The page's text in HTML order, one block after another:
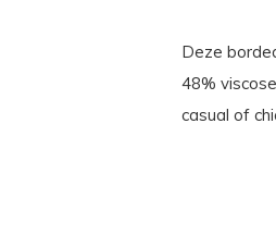
Deze
48%
casual of